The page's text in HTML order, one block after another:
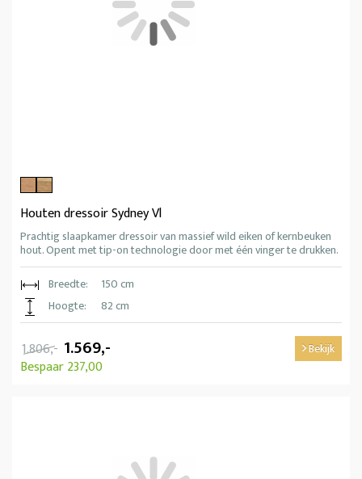
Houten dressoir Sydney Vl
Prachtig slaapkamer dressoir van massief wild eiken of kernbeuken
hout. Opent met tip-on technologie door met één vinger te drukken.
Breedte:
150 cm
Hoogte:
82 cm
1.806,- 1.569,-
Bespaar 237,00
Bekijk